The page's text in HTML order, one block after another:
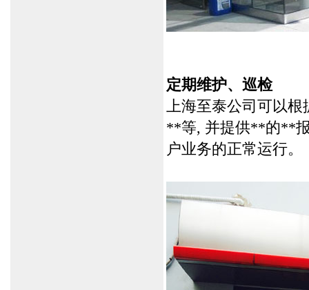
定期维护、巡检
上海至泰公司可以根
**等, 并提供**的**
户业务的正常运行。